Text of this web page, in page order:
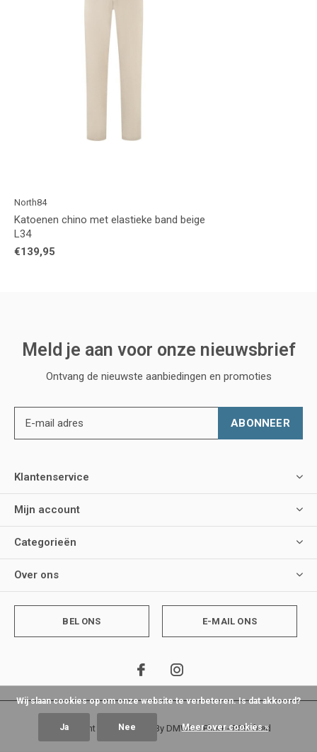
North84
Katoenen chino met elastieke band beige
L34
€139,95
Meld je aan voor onze nieuwsbrief
Ontvang de nieuwste aanbiedingen en promoties
ABONNEER
Klantenservice
Mijn account
Categorieën
Over ons
BEL ONS E-MAIL ONS
© Copyright - Theme By DMWSxPlus+-RSS-feed
Wij slaan cookies op om onze website te verbeteren. Is dat akkoord?
Ja Nee Meer over cookies »